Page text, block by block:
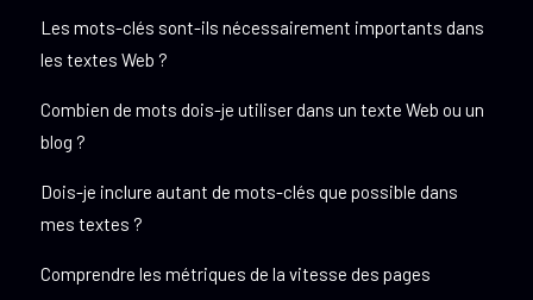
Les mots-clés sont-ils nécessairement importants dans
les textes Web ?
Combien de mots dois-je utiliser dans un texte Web ou un
blog ?
Dois-je inclure autant de mots-clés que possible dans
mes textes ?
Comprendre les métriques de la vitesse des pages